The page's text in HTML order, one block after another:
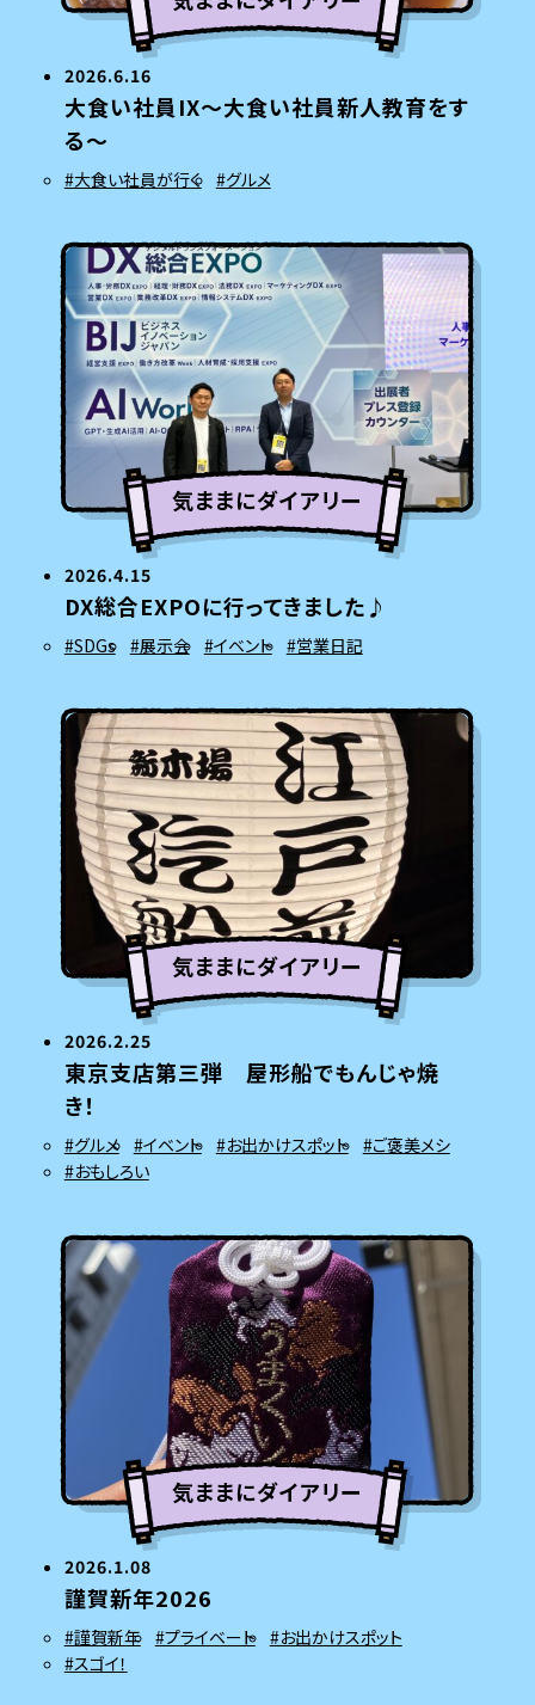
2026.6.16
大食い社員IX～大食い社員新人教育をす
る～
#大食い社員が行く #グルメ
気ままにダイアリー
2026.4.15
DX総合EXPOに行ってきました♪
#SDGs #展示会 #イベント #営業日記
気ままにダイアリー
2026.2.25
東京支店第三弾 屋形船でもんじゃ焼
き！
#グルメ #イベント #お出かけスポット
#ご褒美メシ
#おもしろい
気ままにダイアリー
2026.1.08
謹賀新年2026
#謹賀新年 #プライベート
#お出かけスポット
#スゴイ！